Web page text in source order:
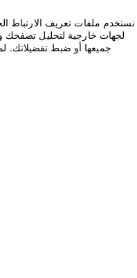
نستخدم ملفات تعريف الارتباط
لجهات خارجية لتحليل تصفحك
جميعها أو ضبط تفضيلاتك.
brand